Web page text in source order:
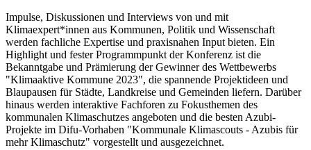
Impulse, Diskussionen und Interviews von und mit
Klimaexpert*innen aus Kommunen, Politik und Wissenschaft
werden fachliche Expertise und praxisnahen Input bieten. Ein
Highlight und fester Programmpunkt der Konferenz ist die
Bekanntgabe und Prämierung der Gewinner des Wettbewerbs
"Klimaaktive Kommune 2023", die spannende Projektideen und
Blaupausen für Städte, Landkreise und Gemeinden liefern. Darüber
hinaus werden interaktive Fachforen zu Fokusthemen des
kommunalen Klimaschutzes angeboten und die besten Azubi-
Projekte im Difu-Vorhaben "Kommunale Klimascouts - Azubis für
mehr Klimaschutz" vorgestellt und ausgezeichnet.